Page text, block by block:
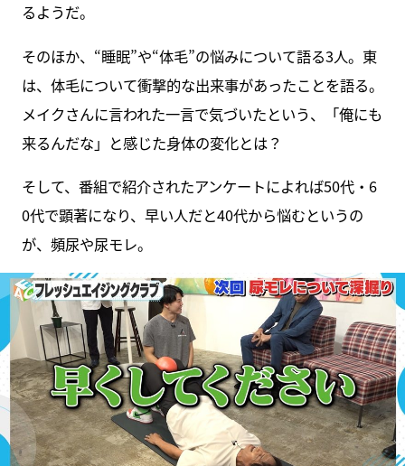
るようだ。
そのほか、“睡眠”や“体毛”の悩みについて語る3人。東
は、体毛について衝撃的な出来事があったことを語る。
メイクさんに言われた一言で気づいたという、「俺にも
来るんだな」と感じた身体の変化とは？
そして、番組で紹介されたアンケートによれば50代・6
0代で顕著になり、早い人だと40代から悩むというの
が、頻尿や尿モレ。